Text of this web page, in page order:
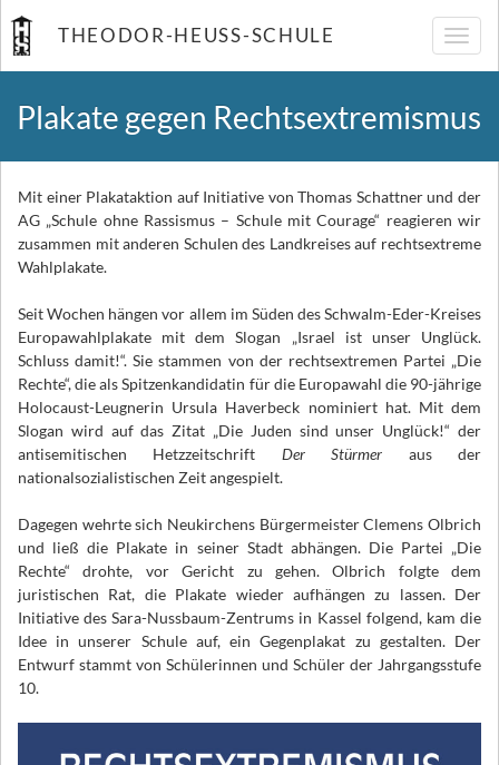
THEODOR-HEUSS-SCHULE
Plakate gegen Rechtsextremismus
Mit einer Plakataktion auf Initiative von Thomas Schattner und der
AG „Schule ohne Rassismus – Schule mit Courage“ reagieren wir
zusammen mit anderen Schulen des Landkreises auf rechtsextreme
Wahlplakate.
Seit Wochen hängen vor allem im Süden des Schwalm-Eder-Kreises
Europawahlplakate mit dem Slogan „Israel ist unser Unglück.
Schluss damit!“. Sie stammen von der rechtsextremen Partei „Die
Rechte“, die als Spitzenkandidatin für die Europawahl die 90-jährige
Holocaust-Leugnerin Ursula Haverbeck nominiert hat. Mit dem
Slogan wird auf das Zitat „Die Juden sind unser Unglück!“ der
antisemitischen Hetzzeitschrift Der Stürmer aus der
nationalsozialistischen Zeit angespielt.
Dagegen wehrte sich Neukirchens Bürgermeister Clemens Olbrich
und ließ die Plakate in seiner Stadt abhängen. Die Partei „Die
Rechte“ drohte, vor Gericht zu gehen. Olbrich folgte dem
juristischen Rat, die Plakate wieder aufhängen zu lassen. Der
Initiative des Sara-Nussbaum-Zentrums in Kassel folgend, kam die
Idee in unserer Schule auf, ein Gegenplakat zu gestalten. Der
Entwurf stammt von Schülerinnen und Schüler der Jahrgangsstufe
10.